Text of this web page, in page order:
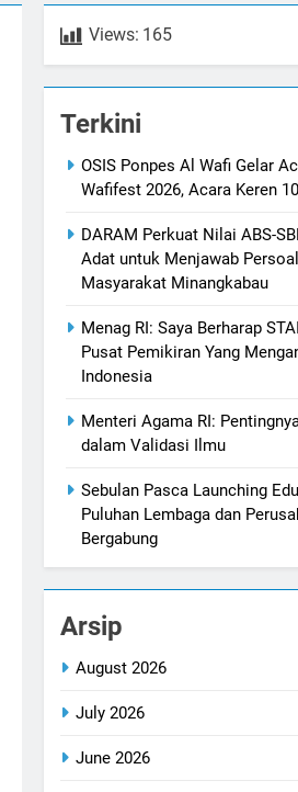
Views: 165
Terkini
OSIS Ponpes Al Wafi Gelar
Wafifest 2026, Acara Keren
DARAM Perkuat Nilai ABS-
Adat untuk Menjawab
Masyarakat Minangkabau
Menag RI: Saya Berharap
Pusat Pemikiran Yang
Indonesia
Menteri Agama RI:
dalam Validasi Ilmu
Sebulan Pasca Launching
Puluhan Lembaga dan
Bergabung
Arsip
August 2026
July 2026
June 2026